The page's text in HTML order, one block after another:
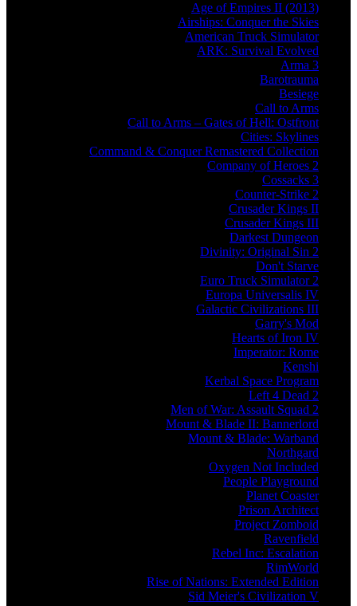
Age of Empires II (2013)
Airships: Conquer the Skies
American Truck Simulator
ARK: Survival Evolved
Arma 3
Barotrauma
Besiege
Call to Arms
Call to Arms – Gates of Hell: Ostfront
Cities: Skylines
Command & Conquer Remastered Collection
Company of Heroes 2
Cossacks 3
Counter-Strike 2
Crusader Kings II
Crusader Kings III
Darkest Dungeon
Divinity: Original Sin 2
Don't Starve
Euro Truck Simulator 2
Europa Universalis IV
Galactic Civilizations III
Garry's Mod
Hearts of Iron IV
Imperator: Rome
Kenshi
Kerbal Space Program
Left 4 Dead 2
Men of War: Assault Squad 2
Mount & Blade II: Bannerlord
Mount & Blade: Warband
Northgard
Oxygen Not Included
People Playground
Planet Coaster
Prison Architect
Project Zomboid
Ravenfield
Rebel Inc: Escalation
RimWorld
Rise of Nations: Extended Edition
Sid Meier's Civilization V